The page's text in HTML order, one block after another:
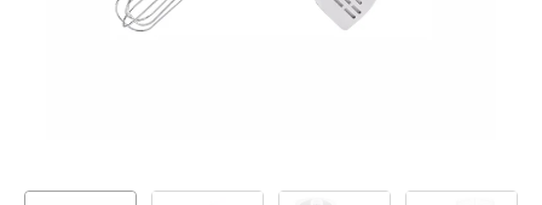
Telefoni, planšetdatori